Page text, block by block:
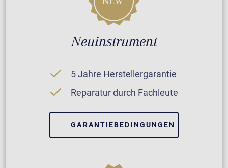
Neuinstrument
5 Jahre Herstellergarantie
Reparatur durch Fachleute
GARANTIEBEDINGUNGEN